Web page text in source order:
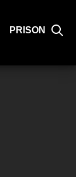
PRISON